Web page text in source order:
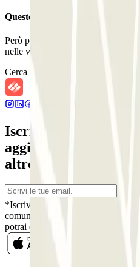
Questo parcheggio non accetta
Però puoi sempre prenotare un
nelle vicinanze!
Cerca parcheggi vicini
Iscriviti alla nostra
aggiornato su sconti,
altre sorprese.
*Iscrivendoti, accetti la nostra
comunicazioni commerciali da
potrai disiscriverti quando vuoi